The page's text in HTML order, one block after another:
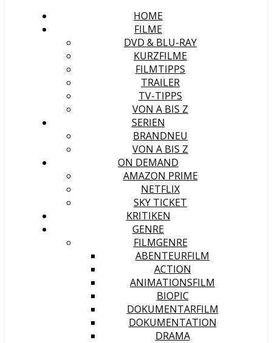
HOME
FILME
DVD & BLU-RAY
KURZFILME
FILMTIPPS
TRAILER
TV-TIPPS
VON A BIS Z
SERIEN
BRANDNEU
VON A BIS Z
ON DEMAND
AMAZON PRIME
NETFLIX
SKY TICKET
KRITIKEN
GENRE
FILMGENRE
ABENTEURFILM
ACTION
ANIMATIONSFILM
BIOPIC
DOKUMENTARFILM
DOKUMENTATION
DRAMA